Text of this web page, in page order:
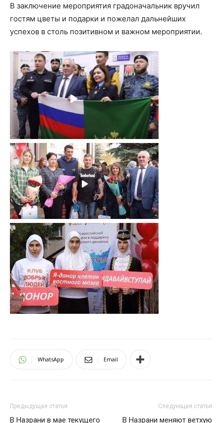
В заключение мероприятия градоначальник вручил
гостям цветы и подарки и пожелал дальнейших
успехов в столь позитивном и важном мероприятии.
WhatsApp Email
Предыдущая статья
В Назрани в мае текущего
Следующая статья
В Назрани меняют ветхую